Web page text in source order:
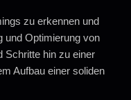
zu erkennen und
und Optimierung von
Schritte hin zu einer
Aufbau einer soliden